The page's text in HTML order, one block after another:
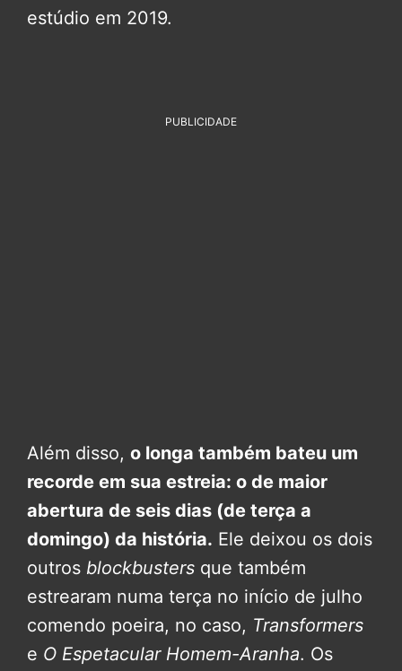
estúdio em 2019.
PUBLICIDADE
Além disso, o longa também bateu um
recorde em sua estreia: o de maior
abertura de seis dias (de terça a
domingo) da história. Ele deixou os dois
outros blockbusters que também
estrearam numa terça no início de julho
comendo poeira, no caso, Transformers
e O Espetacular Homem-Aranha. Os